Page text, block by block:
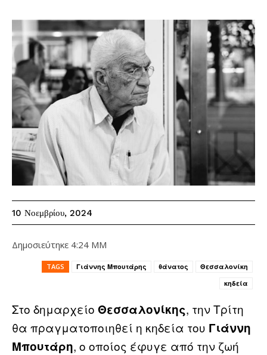
10 Νοεμβρίου, 2024
Δημοσιεύτηκε 4:24 ΜΜ
TAGS Γιάννης Μπουτάρης θάνατος
Θεσσαλονίκη
κηδεία
Στο δημαρχείο Θεσσαλονίκης, την Τρίτη
θα πραγματοποιηθεί η κηδεία του Γιάννη
Μπουτάρη, ο οποίος έφυγε από την ζωή